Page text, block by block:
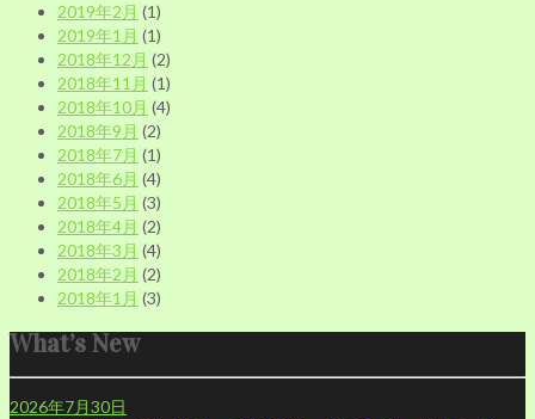
2019年2月 (1)
2019年1月 (1)
2018年12月 (2)
2018年11月 (1)
2018年10月 (4)
2018年9月 (2)
2018年7月 (1)
2018年6月 (4)
2018年5月 (3)
2018年4月 (2)
2018年3月 (4)
2018年2月 (2)
2018年1月 (3)
What’s New
2026年7月30日